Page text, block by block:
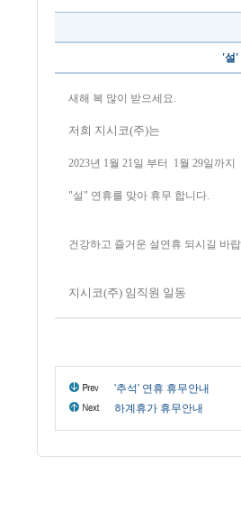
'설'
새해 복 많이 받으세요.
저희 지시코(주)는
2023년 1월 21일 부터 1월 29일까지
"설" 연휴를 맞아 휴무 합니다.
건강하고 즐거운 설연휴 되시길 바
지시코(주) 임직원 일동
'추석' 연휴 휴무안내
하계휴가 휴무안내